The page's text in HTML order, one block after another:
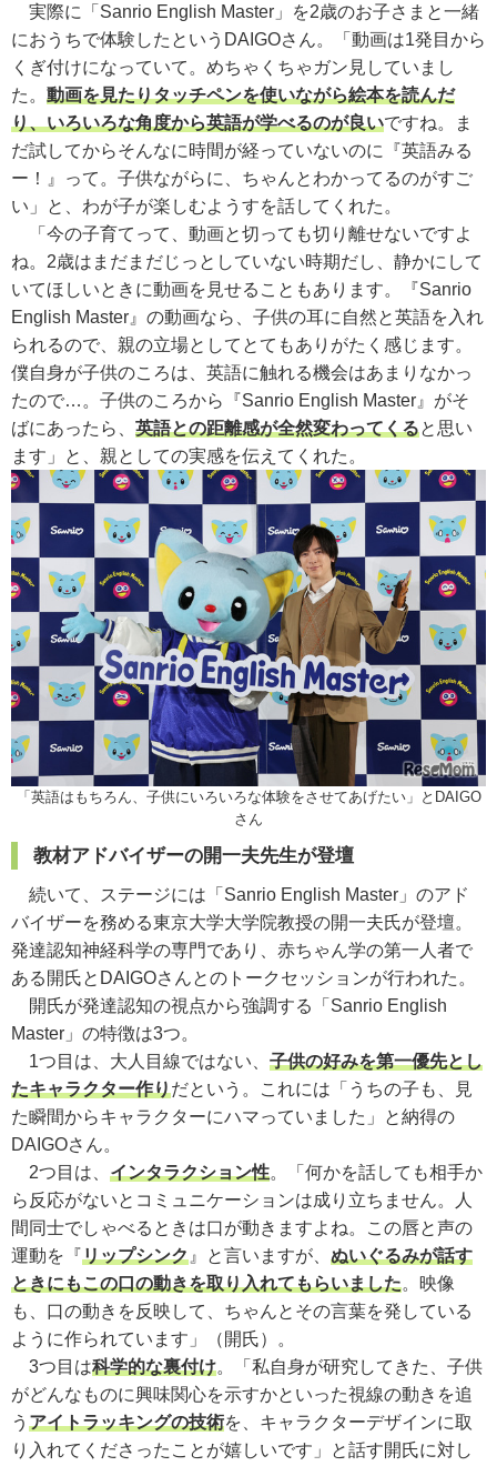
実際に「Sanrio English Master」を2歳のお子さまと一緒
におうちで体験したというDAIGOさん。「動画は1発目から
くぎ付けになっていて。めちゃくちゃガン見していまし
た。 動画を見たりタッチペンを使いながら絵本を読んだ
り、いろいろな角度から英語が学べるのが良いですね。ま
だ試してからそんなに時間が経っていないのに『英語みる
ー！』って。子供ながらに、ちゃんとわかってるのがすご
い」と、わが子が楽しむようすを話してくれた。
「今の子育てって、動画と切っても切り離せないですよ
ね。2歳はまだまだじっとしていない時期だし、静かにして
いてほしいときに動画を見せることもあります。『Sanrio
English Master』の動画なら、子供の耳に自然と英語を入れ
られるので、親の立場としてとてもありがたく感じます。
僕自身が子供のころは、英語に触れる機会はあまりなかっ
たので…。子供のころから『Sanrio English Master』がそ
ばにあったら、 英語との距離感が全然変わってくると思い
ます」と、親としての実感を伝えてくれた。
「英語はもちろん、子供にいろいろな体験をさせてあげたい」とDAIGO
さん
教材アドバイザーの開一夫先生が登壇
続いて、ステージには「Sanrio English Master」のアド
バイザーを務める東京大学大学院教授の開一夫氏が登壇。
発達認知神経科学の専門であり、赤ちゃん学の第一人者で
ある開氏とDAIGOさんとのトークセッションが行われた。
開氏が発達認知の視点から強調する「Sanrio English
Master」の特徴は3つ。
1つ目は、大人目線ではない、 子供の好みを第一優先とし
たキャラクター作りだという。これには「うちの子も、見
た瞬間からキャラクターにハマっていました」と納得の
DAIGOさん。
2つ目は、 インタラクション性。「何かを話しても相手か
ら反応がないとコミュニケーションは成り立ちません。人
間同士でしゃべるときは口が動きますよね。この唇と声の
運動を『リップシンク 』と言いますが、 ぬいぐるみが話す
ときにもこの口の動きを取り入れてもらいました。映像
も、口の動きを反映して、ちゃんとその言葉を発している
ように作られています」（開氏）。
3つ目は科学的な裏付け。「私自身が研究してきた、子供
がどんなものに興味関心を示すかといった視線の動きを追
う アイトラッキングの技術を、キャラクターデザインに取
り入れてくださったことが嬉しいです」と話す開氏に対し